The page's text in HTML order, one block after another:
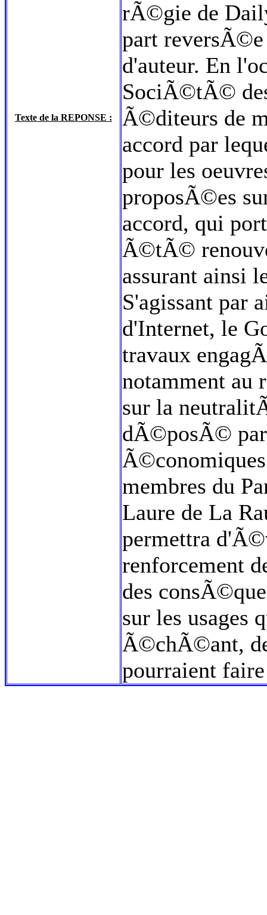
Texte de la REPONSE :
rÃ©gie de
part
d'auteur. En
SociÃ©tÃ©
Ã©diteurs de
accord par
pour les
proposÃ©es
accord, qui
Ã©tÃ©
assurant ainsi
S'agissant par
d'Internet, le
travaux
notamment au
sur la
dÃ©posÃ© par
membres du
Laure de La
permettra
renforcement
des
sur les usages
Ã©chÃ©ant,
pourraient